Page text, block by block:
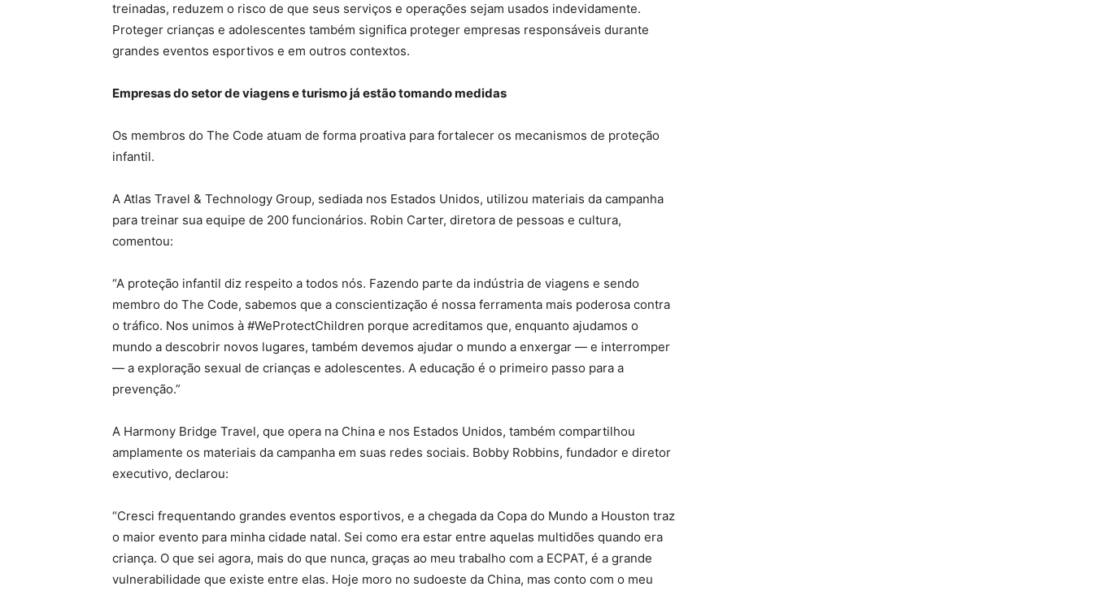
treinadas, reduzem o risco de que seus serviços e operações sejam usados indevidamente.
Proteger crianças e adolescentes também significa proteger empresas responsáveis durante
grandes eventos esportivos e em outros contextos.
Empresas do setor de viagens e turismo já estão tomando medidas
Os membros do The Code atuam de forma proativa para fortalecer os mecanismos de proteção
infantil.
A Atlas Travel & Technology Group, sediada nos Estados Unidos, utilizou materiais da campanha
para treinar sua equipe de 200 funcionários. Robin Carter, diretora de pessoas e cultura,
comentou:
“A proteção infantil diz respeito a todos nós. Fazendo parte da indústria de viagens e sendo
membro do The Code, sabemos que a conscientização é nossa ferramenta mais poderosa contra
o tráfico. Nos unimos à #WeProtectChildren porque acreditamos que, enquanto ajudamos o
mundo a descobrir novos lugares, também devemos ajudar o mundo a enxergar — e interromper
— a exploração sexual de crianças e adolescentes. A educação é o primeiro passo para a
prevenção.”
A Harmony Bridge Travel, que opera na China e nos Estados Unidos, também compartilhou
amplamente os materiais da campanha em suas redes sociais. Bobby Robbins, fundador e diretor
executivo, declarou:
“Cresci frequentando grandes eventos esportivos, e a chegada da Copa do Mundo a Houston traz
o maior evento para minha cidade natal. Sei como era estar entre aquelas multidões quando era
criança. O que sei agora, mais do que nunca, graças ao meu trabalho com a ECPAT, é a grande
vulnerabilidade que existe entre elas. Hoje moro no sudoeste da China, mas conto com o meu